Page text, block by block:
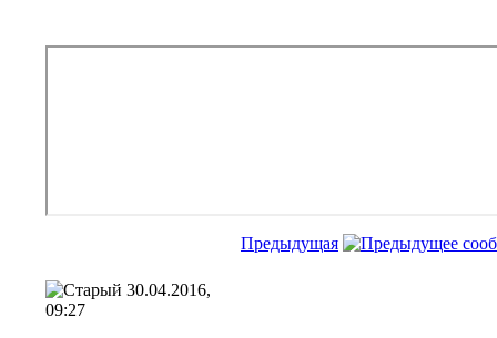
Предыдущая
30.04.2016,
09:27